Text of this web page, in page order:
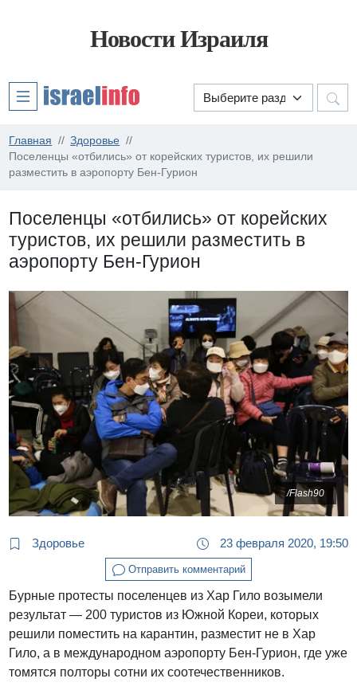
Новости Израиля
Главная
Здоровье
Поселенцы «отбились» от корейских туристов, их решили
разместить в аэропорту Бен-Гурион
Поселенцы «отбились» от корейских
туристов, их решили разместить в
аэропорту Бен-Гурион
/Flash90
Здоровье 23 февраля 2020, 19:50
Отправить комментарий
Бурные протесты поселенцев из Хар Гило возымели
результат — 200 туристов из Южной Кореи, которых
решили поместить на карантин, разместит не в Хар
Гило, а в международном аэропорту Бен-Гурион, где уже
томятся полторы сотни их соотечественников.